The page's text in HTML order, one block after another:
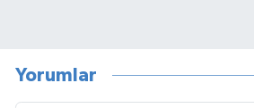
Yorumlar